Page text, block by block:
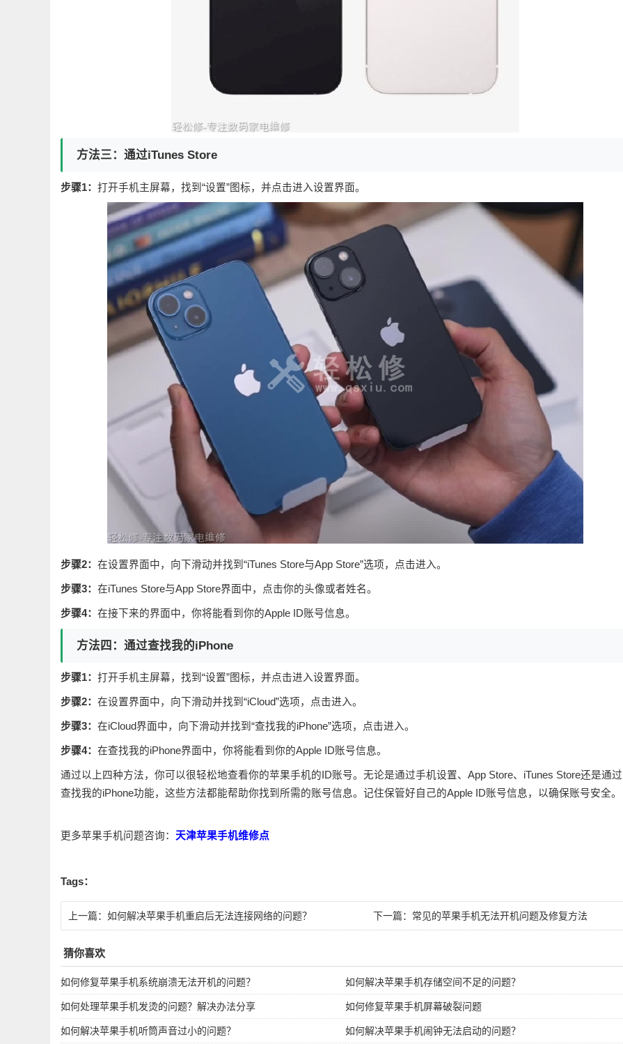
方法三：通过iTunes Store
步骤1： 打开手机主屏幕，找到“设置”图标，并点击进入设置界面。
步骤2： 在设置界面中，向下滑动并找到“iTunes Store与App Store”选项，点击进入。
步骤3： 在iTunes Store与App Store界面中，点击你的头像或者姓名。
步骤4： 在接下来的界面中，你将能看到你的Apple ID账号信息。
方法四：通过查找我的iPhone
步骤1： 打开手机主屏幕，找到“设置”图标，并点击进入设置界面。
步骤2： 在设置界面中，向下滑动并找到“iCloud”选项，点击进入。
步骤3： 在iCloud界面中，向下滑动并找到“查找我的iPhone”选项，点击进入。
步骤4： 在查找我的iPhone界面中，你将能看到你的Apple ID账号信息。
通过以上四种方法，你可以很轻松地查看你的苹果手机的ID账号。无论是通过手机设置、App Store、iTunes Store还是通过
查找我的iPhone功能，这些方法都能帮助你找到所需的账号信息。记住保管好自己的Apple ID账号信息，以确保账号安全。
更多苹果手机问题咨询： 天津苹果手机维修点
Tags：
上一篇： 如何解决苹果手机重启后无法连接网络的问题？ 下一篇： 常见的苹果手机无法开机问题及修复方法
猜你喜欢
如何修复苹果手机系统崩溃无法开机的问题？ 如何解决苹果手机存储空间不足的问题？
如何处理苹果手机发烫的问题？解决办法分享 如何修复苹果手机屏幕破裂问题
如何解决苹果手机听筒声音过小的问题？ 如何解决苹果手机闹钟无法启动的问题？